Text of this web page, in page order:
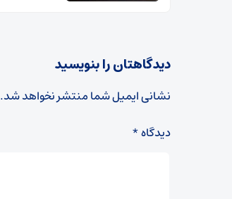
دیدگاهتان را بنویسید
نشانی ایمیل شما منتشر نخواهد شد.
دیدگاه*